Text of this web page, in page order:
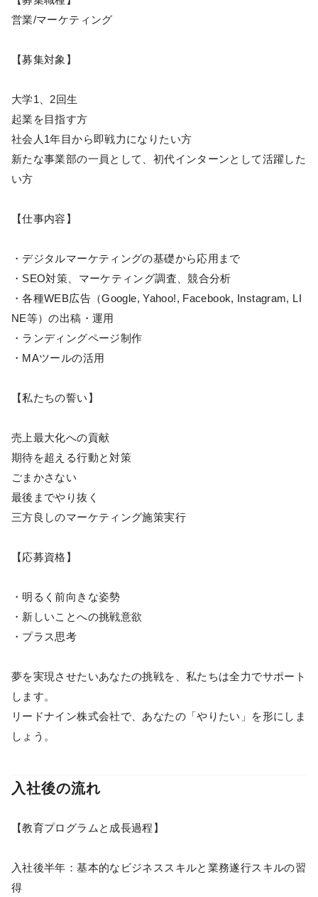
営業/マーケティング
【募集対象】
大学1、2回生
起業を目指す方
社会人1年目から即戦力になりたい方
新たな事業部の一員として、初代インターンとして活躍した
い方
【仕事内容】
・デジタルマーケティングの基礎から応用まで
・SEO対策、マーケティング調査、競合分析
・各種WEB広告（Google, Yahoo!, Facebook, Instagram, LI
NE等）の出稿・運用
・ランディングページ制作
・MAツールの活用
【私たちの誓い】
売上最大化への貢献
期待を超える行動と対策
ごまかさない
最後までやり抜く
三方良しのマーケティング施策実行
【応募資格】
・明るく前向きな姿勢
・新しいことへの挑戦意欲
・プラス思考
夢を実現させたいあなたの挑戦を、私たちは全力でサポート
します。
リードナイン株式会社で、あなたの「やりたい」を形にしま
しょう。
入社後の流れ
【教育プログラムと成長過程】
入社後半年：基本的なビジネススキルと業務遂行スキルの習
得